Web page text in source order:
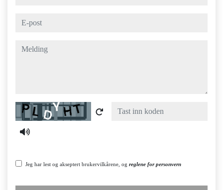
e-post
melding
Captcha
Jeg har lest og akseptert brukervilkårene, og reglene for personvern